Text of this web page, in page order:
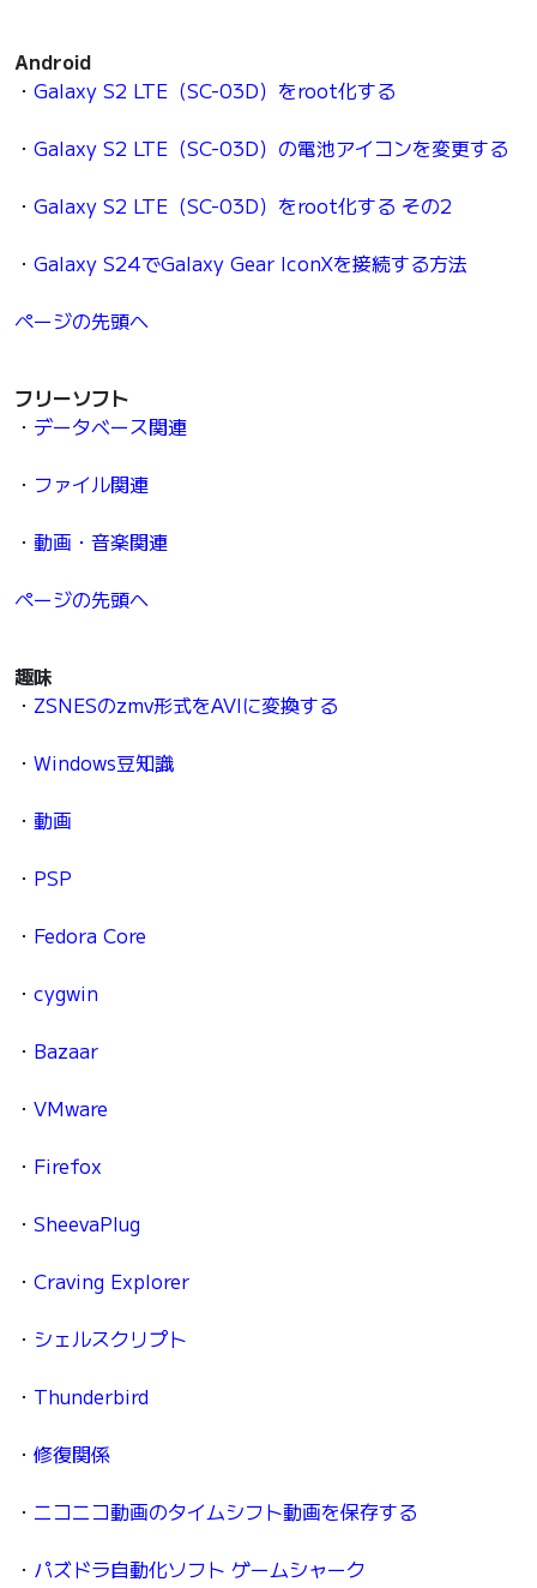
Android
・ Galaxy S2 LTE（SC-03D）をroot化する
・ Galaxy S2 LTE（SC-03D）の電池アイコンを変更する
・ Galaxy S2 LTE（SC-03D）をroot化する その2
・ Galaxy S24でGalaxy Gear IconXを接続する方法
ページの先頭へ
フリーソフト
・ データベース関連
・ ファイル関連
・ 動画・音楽関連
ページの先頭へ
趣味
・ ZSNESのzmv形式をAVIに変換する
・ Windows豆知識
・ 動画
・ PSP
・ Fedora Core
・ cygwin
・ Bazaar
・ VMware
・ Firefox
・ SheevaPlug
・ Craving Explorer
・ シェルスクリプト
・ Thunderbird
・ 修復関係
・ ニコニコ動画のタイムシフト動画を保存する
・ パズドラ自動化ソフト ゲームシャーク